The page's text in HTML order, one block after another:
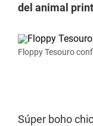
del animal
Floppy Tesouro
Súper boho